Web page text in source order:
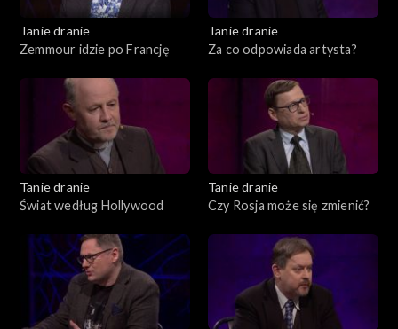
Tanie dranie
Zemmour idzie po Francję
Tanie dranie
Za co odpowiada artysta?
Tanie dranie
Świat według Hollywood
Tanie dranie
Czy Rosja może się zmienić?